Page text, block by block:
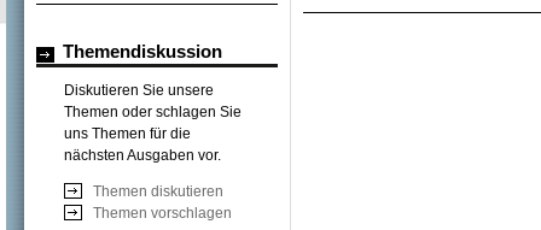
Themendiskussion
Diskutieren Sie unsere
Themen oder schlagen Sie
uns Themen für die
nächsten Ausgaben vor.
Themen diskutieren
Themen vorschlagen